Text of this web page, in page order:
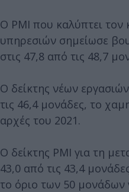
Ο PMI που καλύπτει τον
υπηρεσιών σημείωσε
στις 47,8 από τις 48,7
Ο δείκτης νέων
τις 46,4 μονάδες, το
αρχές του 2021.
Ο δείκτης PMI για τη
43,0 από τις 43,4
το όριο των 50 μονάδων